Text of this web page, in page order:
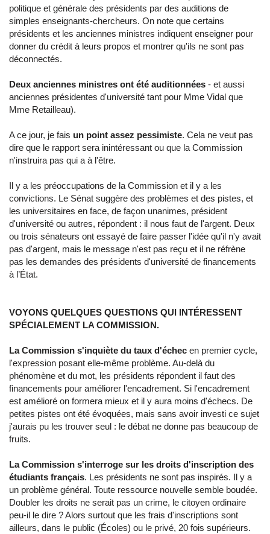
politique et générale des présidents par des auditions de
simples enseignants-chercheurs. On note que certains
présidents et les anciennes ministres indiquent enseigner pour
donner du crédit à leurs propos et montrer qu'ils ne sont pas
déconnectés.
Deux anciennes ministres ont été auditionnées - et aussi
anciennes présidentes d'université tant pour Mme Vidal que
Mme Retailleau).
A ce jour, je fais un point assez pessimiste. Cela ne veut pas
dire que le rapport sera inintéressant ou que la Commission
n'instruira pas qui a à l'être.
Il y a les préoccupations de la Commission et il y a les
convictions. Le Sénat suggère des problèmes et des pistes, et
les universitaires en face, de façon unanimes, président
d'université ou autres, répondent : il nous faut de l'argent. Deux
ou trois sénateurs ont essayé de faire passer l'idée qu'il n'y avait
pas d'argent, mais le message n'est pas reçu et il ne réfrène
pas les demandes des présidents d'université de financements
à l’État.
VOYONS QUELQUES QUESTIONS QUI INTÉRESSENT
SPÉCIALEMENT LA COMMISSION.
La Commission s'inquiète du taux d'échec en premier cycle,
l'expression posant elle-même problème. Au-delà du
phénomène et du mot, les présidents répondent il faut des
financements pour améliorer l'encadrement. Si l'encadrement
est amélioré on formera mieux et il y aura moins d'échecs. De
petites pistes ont été évoquées, mais sans avoir investi ce sujet
j'aurais pu les trouver seul : le débat ne donne pas beaucoup de
fruits.
La Commission s'interroge sur les droits d'inscription des
étudiants français. Les présidents ne sont pas inspirés. Il y a
un problème général. Toute ressource nouvelle semble boudée.
Doubler les droits ne serait pas un crime, le citoyen ordinaire
peu-il le dire ? Alors surtout que les frais d'inscriptions sont
ailleurs, dans le public (Écoles) ou le privé, 20 fois supérieurs.